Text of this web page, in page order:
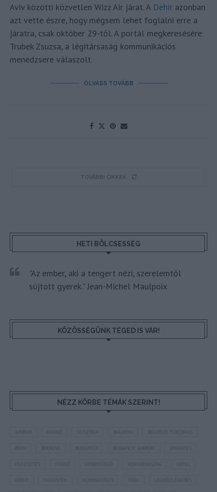
Aviv közötti közvetlen Wizz Air járat. A Dehir azonban
azt vette észre, hogy mégsem lehet foglalni erre a
járatra, csak október 29-től. A portál megkeresésére
Trubek Zsuzsa, a légitársaság kommunikációs
menedzsere válaszolt.
OLVASS TOVÁBB
TOVÁBBI CIKKEK
HETI BÖLCSESSÉG
"Az ember, aki a tengert nézi, szerelemtől
sújtott gyerek." Jean-Michel Maulpoix
KÖZÖSSÉGÜNK TÉGED IS VÁR!
NÉZZ KÖRBE TÉMÁK SZERINT!
AUSZTRIA BALATON BELFÖLDI TURIZMUS
BUDAPEST BUDAPEST AIRPORT EMIRATES
FEJLESZTÉS HORVÁTORSZÁG HOTEL
KARANTÉN LÉGIKÖZLEKEDÉS